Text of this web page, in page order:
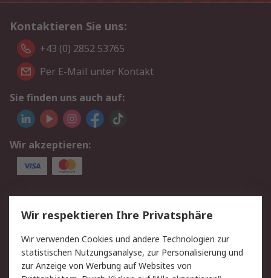
Kontaktieren Sie uns:
+43 (0) 2852 53765
Per E-Mail unter Kontakt
Sie finden uns auch auf:
Wir akzeptieren:
Service
Value Added Services
Lieferlösungen
Rücksendung/Entsorgung Kontakt
Hilfe
Wir respektieren Ihre Privatsphäre
Wir verwenden Cookies und andere Technologien zur
statistischen Nutzungsanalyse, zur Personalisierung und
zur Anzeige von Werbung auf Websites von